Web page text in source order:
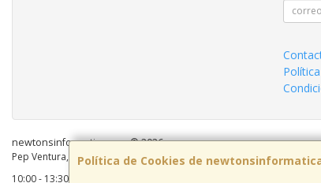
Política de Cookies de
newtonsinformatica.com © 2026
Pep Ventura, 55 Local 2, 08810, Barcelona, España. - C.I.F.: B59883041
10:00 - 13:30